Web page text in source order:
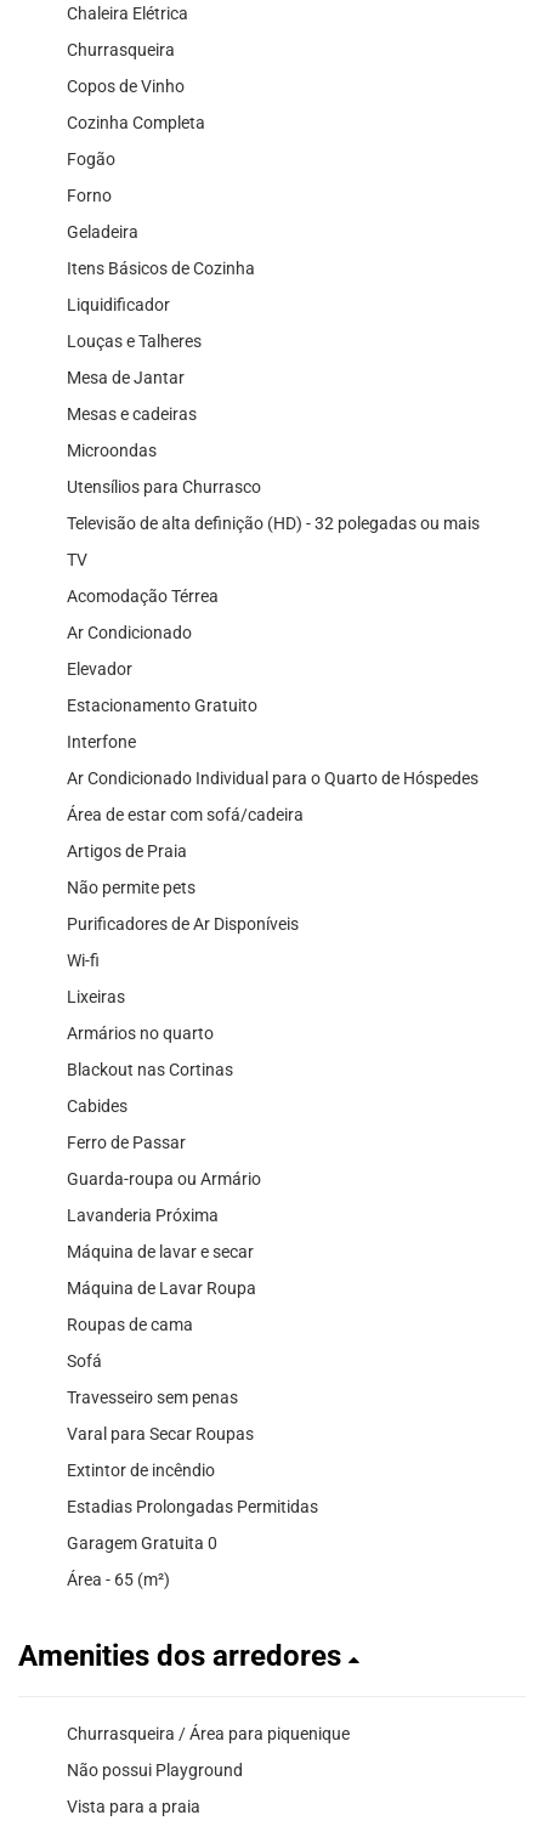
Chaleira Elétrica
Churrasqueira
Copos de Vinho
Cozinha Completa
Fogão
Forno
Geladeira
Itens Básicos de Cozinha
Liquidificador
Louças e Talheres
Mesa de Jantar
Mesas e cadeiras
Microondas
Utensílios para Churrasco
Televisão de alta definição (HD) - 32 polegadas ou mais
TV
Acomodação Térrea
Ar Condicionado
Elevador
Estacionamento Gratuito
Interfone
Ar Condicionado Individual para o Quarto de Hóspedes
Área de estar com sofá/cadeira
Artigos de Praia
Não permite pets
Purificadores de Ar Disponíveis
Wi-fi
Lixeiras
Armários no quarto
Blackout nas Cortinas
Cabides
Ferro de Passar
Guarda-roupa ou Armário
Lavanderia Próxima
Máquina de lavar e secar
Máquina de Lavar Roupa
Roupas de cama
Sofá
Travesseiro sem penas
Varal para Secar Roupas
Extintor de incêndio
Estadias Prolongadas Permitidas
Garagem Gratuita 0
Área - 65 (m²)
Amenities dos arredores
Churrasqueira / Área para piquenique
Não possui Playground
Vista para a praia